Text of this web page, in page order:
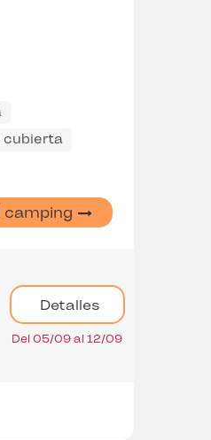
cubierta
camping
Detalles
Del 05/09 al 12/09